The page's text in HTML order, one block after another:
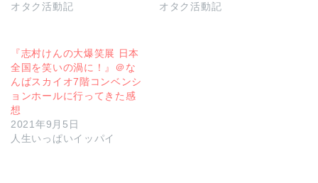
オタク活動記
オタク活動記
『志村けんの大爆笑展 日本
全国を笑いの渦に！』＠な
んばスカイオ7階コンベンシ
ョンホールに行ってきた感
想
2021年9月5日
人生いっぱいイッパイ